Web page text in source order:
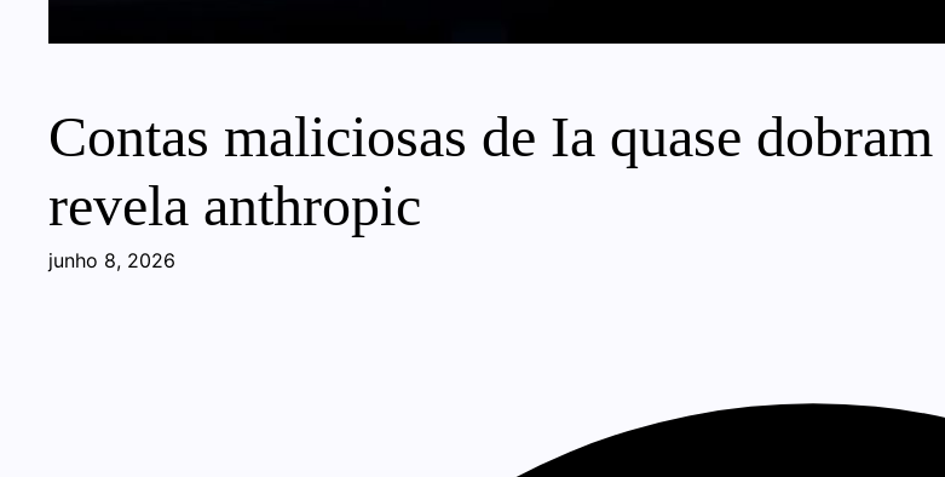
Contas maliciosas de Ia quase
revela anthropic
junho 8, 2026